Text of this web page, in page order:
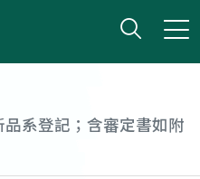
打開
小版
系登記；含審定書如附